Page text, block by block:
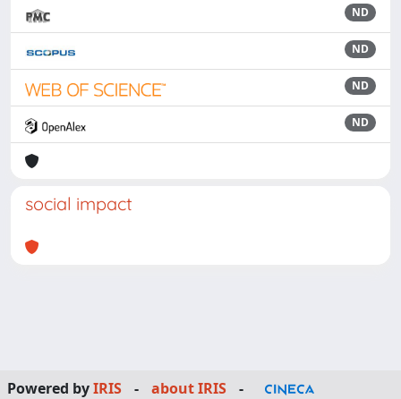
ND
ND
ND
ND
social impact
Powered byIRIS - about IRIS
-